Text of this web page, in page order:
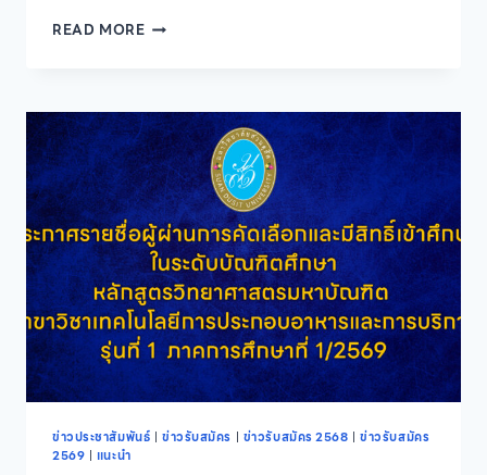
READ MOREENGLISH
2569
ข่าวประชาสัมพันธ์ | ข่าวรับสมัคร | ข่าวรับสมัคร 2568 |ข่าวรับสมัคร
2569 | แนะนำ